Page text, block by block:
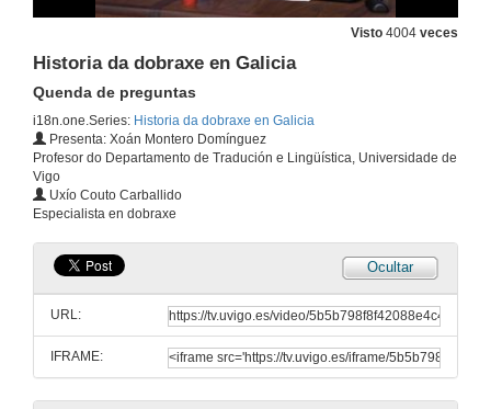
Visto 4004 veces
Historia da dobraxe en Galicia
Quenda de preguntas
i18n.one.Series: Historia da dobraxe en Galicia
Presenta: Xoán Montero Domínguez
Profesor do Departamento de Tradución e Lingüística, Universidade de
Vigo
Uxío Couto Carballido
Especialista en dobraxe
Ocultar
URL:
IFRAME: